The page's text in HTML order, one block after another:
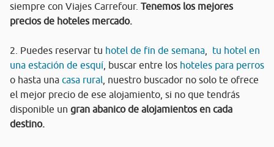
siempre con Viajes Carrefour. Tenemos los mejores
precios de hoteles mercado.
2. Puedes reservar tu hotel de fin de semana
tu hotel en
una estación de esquí , buscar entre los hoteles para perros
o hasta una casa rural , nuestro buscador no solo te ofrece
el mejor precio de ese alojamiento, si no que tendrás
disponible un gran abanico de alojamientos en cada
destino.